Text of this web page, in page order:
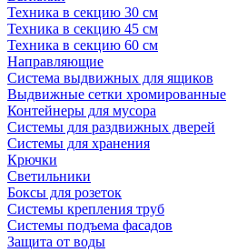
Техника в секцию 30 см
Техника в секцию 45 см
Техника в секцию 60 см
Направляющие
Система выдвижных для ящиков
Выдвижные сетки хромированные
Контейнеры для мусора
Системы для раздвижных дверей
Системы для хранения
Крючки
Светильники
Боксы для розеток
Системы крепления труб
Системы подъема фасадов
Защита от воды